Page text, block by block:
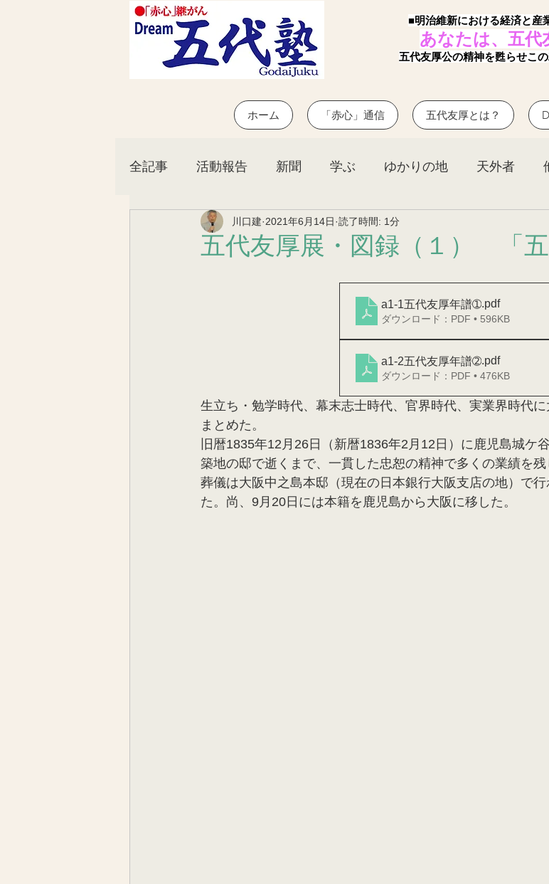
■明治維新における経済と産
あなたは、五代
五代友厚公の精神を甦らせこ
ホーム 「赤心」通信 五代友厚とは？
全記事 活動報告 新聞 学ぶ ゆかりの地 天外者
お知らせ
五代友厚展・図録（１） 「五
川口建 2021年6月14日 読了時間: 1分
a1-1五代友厚年譜➀.pdf
ダウンロード：PDF • 596KB
a1-2五代友厚年譜➁.pdf
ダウンロード：PDF • 476KB
生立ち・勉学時代、幕末志士時代、官界時代、実業界時代
まとめた。
旧暦1835年12月26日（新暦1836年2月12日）に鹿児島城ケ
築地の邸で逝くまで、一貫した忠恕の精神で多くの業績を残
葬儀は大阪中之島本邸（現在の日本銀行大阪支店の地）で
た。尚、9月20日には本籍を鹿児島から大阪に移した。